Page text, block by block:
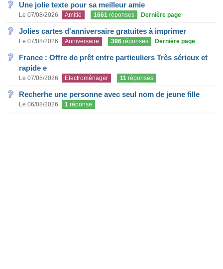
Une jolie texte pour sa meilleur amie
Le 07/08/2026 Amitié 1661 réponses Dernière page
Jolies cartes d'anniversaire gratuites à imprimer
Le 07/08/2026 Anniversaire 396 réponses Dernière page
France : Offre de prêt entre particuliers Très sérieux et
rapide e
Le 07/08/2026 Electroménager 11 réponses
Recherhe une personne avec seul nom de jeune fille
Le 06/08/2026 1 réponse